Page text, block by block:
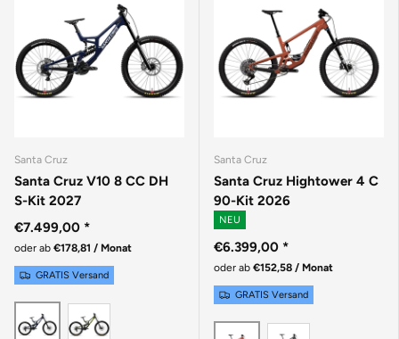
Santa Cruz
Santa Cruz V10 8 CC DH
S-Kit 2027
€7.499,00 *
oder ab €178,81 / Monat
GRATIS Versand
GLOSS LIQUID BLUE
Santa Cruz
Santa Cruz Hightower 4 C
90-Kit 2026
NEU
€6.399,00 *
oder ab €152,58 / Monat
GRATIS Versand
GLOSS BRICK RED